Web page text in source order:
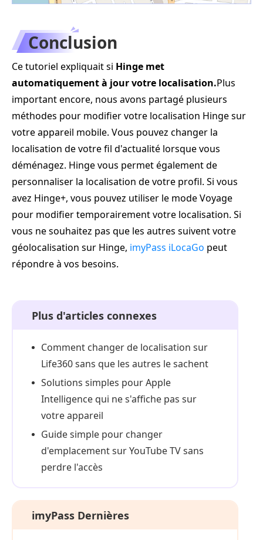
Conclusion
Ce tutoriel expliquait si Hinge met
automatiquement à jour votre localisation.Plus
important encore, nous avons partagé plusieurs
méthodes pour modifier votre localisation Hinge sur
votre appareil mobile. Vous pouvez changer la
localisation de votre fil d'actualité lorsque vous
déménagez. Hinge vous permet également de
personnaliser la localisation de votre profil. Si vous
avez Hinge+, vous pouvez utiliser le mode Voyage
pour modifier temporairement votre localisation. Si
vous ne souhaitez pas que les autres suivent votre
géolocalisation sur Hinge, imyPass iLocaGo peut
répondre à vos besoins.
Plus d'articles connexes
Comment changer de localisation sur
Life360 sans que les autres le sachent
Solutions simples pour Apple
Intelligence qui ne s'affiche pas sur
votre appareil
Guide simple pour changer
d'emplacement sur YouTube TV sans
perdre l'accès
imyPass Dernières